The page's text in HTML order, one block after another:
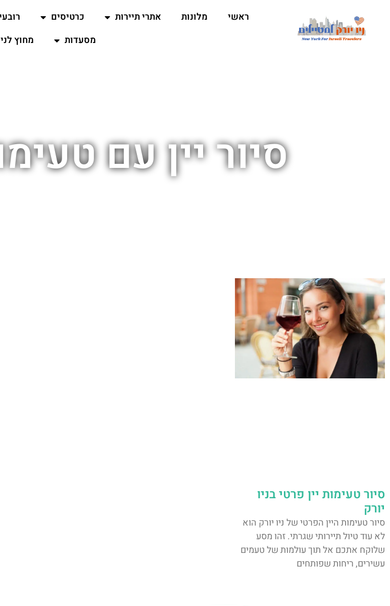
ראשי מלונות אתרי תיירות כרטיסים
מסעדות
מחוץ
סיור יין עם
סיור טעימות יין פרטי בניו
יורק
סיור טעימות היין הפרטי של ניו יורק הוא
לא עוד טיול תיירותי שגרתי. זהו מסע
שלוקח אתכם אל תוך עולמות של טעמים
עשירים, ריחות שפותחים